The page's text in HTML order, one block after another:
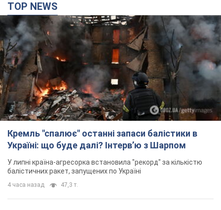
TOP NEWS
Кремль "спалює" останні запаси балістики в
Україні: що буде далі? Інтерв’ю з Шарпом
У липні країна-агресорка встановила "рекорд" за кількістю
балістичних ракет, запущених по Україні
4 часа назад 47,3 т.